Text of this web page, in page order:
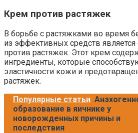
Крем против растяжек
В борьбе с растяжками во время
из эффективных средств
против растяжек. Этот крем
ингредиенты, которые
эластичности кожи и
растяжек.
Популярные статьи
образование в яичнике у
новорожденных причины и
последствия